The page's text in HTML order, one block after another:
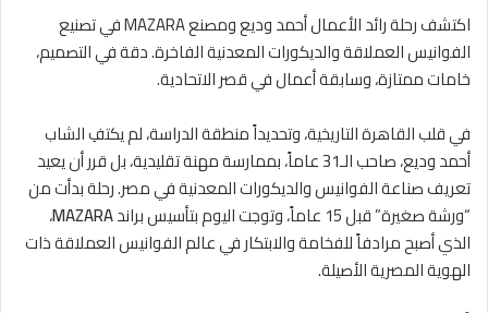
اكتشف رحلة رائد الأعمال أحمد وديع ومصنع MAZARA في تصنيع
الفوانيس العملاقة والديكورات المعدنية الفاخرة. دقة في التصميم،
خامات ممتازة، وسابقة أعمال في قصر الاتحادية.
في قلب القاهرة التاريخية، وتحديداً منطقة الدراسة، لم يكتفِ الشاب
أحمد وديع، صاحب الـ31 عاماً، بممارسة مهنة تقليدية، بل قرر أن يعيد
تعريف صناعة الفوانيس والديكورات المعدنية في مصر. رحلة بدأت من
“ورشة صغيرة” قبل 15 عاماً، وتوجت اليوم بتأسيس براند
MAZARA،
الذي أصبح مرادفاً للفخامة والابتكار في عالم الفوانيس العملاقة ذات
الهوية المصرية الأصيلة.